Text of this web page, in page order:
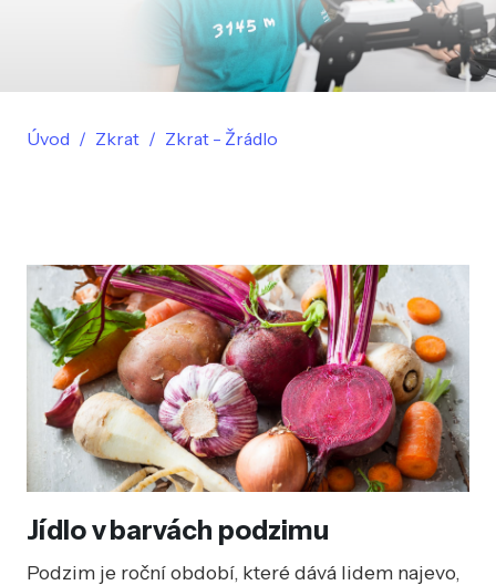
Úvod Zkrat Zkrat - Žrádlo
Jídlo v barvách podzimu
Podzim je roční období, které dává lidem najevo,